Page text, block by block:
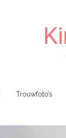
Trouwfoto’s